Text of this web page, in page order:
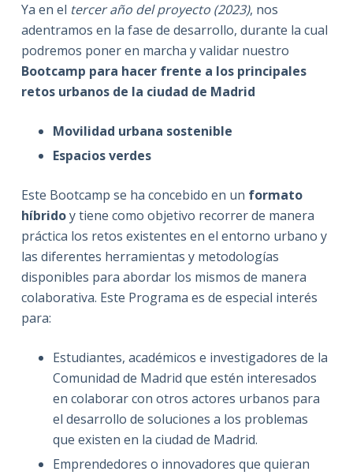
Ya en el tercer año del proyecto (2023), nos
adentramos en la fase de desarrollo, durante la cual
podremos poner en marcha y validar nuestro
Bootcamp para hacer frente a los principales
retos urbanos de la ciudad de Madrid
Movilidad urbana sostenible
Espacios verdes
Este Bootcamp se ha concebido en un formato
híbridoy tiene como objetivo recorrer de manera
práctica los retos existentes en el entorno urbano y
las diferentes herramientas y metodologías
disponibles para abordar los mismos de manera
colaborativa. Este Programa es de especial interés
para:
Estudiantes, académicos e investigadores de la
Comunidad de Madrid que estén interesados
en colaborar con otros actores urbanos para
el desarrollo de soluciones a los problemas
que existen en la ciudad de Madrid.
Emprendedores o innovadores que quieran